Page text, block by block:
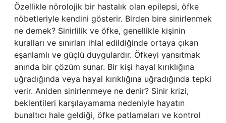
Özellikle nörolojik bir hastalık olan epilepsi, öfke
nöbetleriyle kendini gösterir. Birden bire sinirlenmek
ne demek? Sinirlilik ve öfke, genellikle kişinin
kuralları ve sınırları ihlal edildiğinde ortaya çıkan
eşanlamlı ve güçlü duygulardır. Öfkeyi yansıtmak
anında bir çözüm sunar. Bir kişi hayal kırıklığına
uğradığında veya hayal kırıklığına uğradığında tepki
verir. Aniden sinirlenmeye ne denir? Sinir krizi,
beklentileri karşılayamama nedeniyle hayatın
bunaltıcı hale geldiği, öfke patlamaları ve kontrol